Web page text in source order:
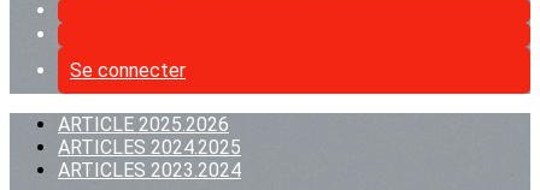
Se connecter
ARTICLE 2025.2026
ARTICLES 2024.2025
ARTICLES 2023.2024